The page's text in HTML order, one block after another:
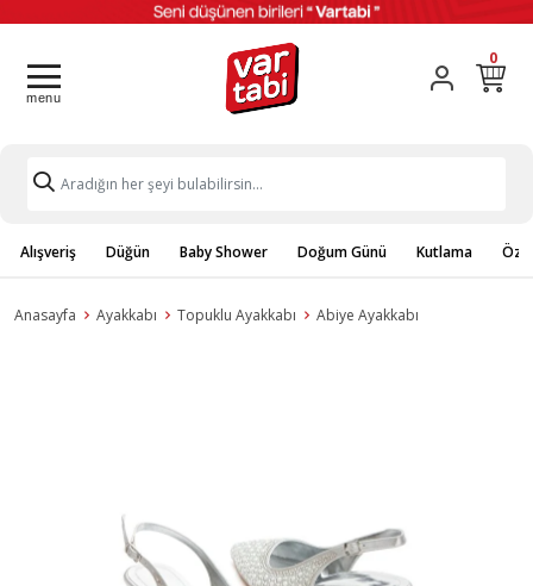
0
Alışveriş Düğün Baby Shower Doğum Günü Kutlama
Anasayfa Ayakkabı Topuklu Ayakkabı Abiye Ayakkabı